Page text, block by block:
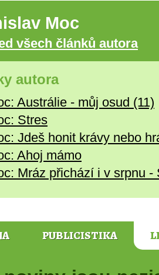
Moc
všech článků autora
autora
Austrálie - můj osud (11)
Stres
Jdeš honit krávy nebo
Ahoj mámo
Mráz přichází i v srpnu -
PUBLICISTIKA